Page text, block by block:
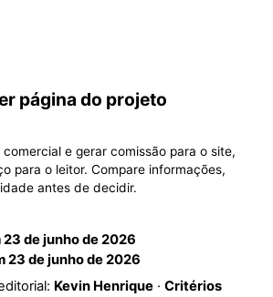
página do projeto
comercial e gerar comissão para o site,
para o leitor. Compare informações,
antes de decidir.
23 de junho de 2026
23 de junho de 2026
Kevin Henrique· Critérios